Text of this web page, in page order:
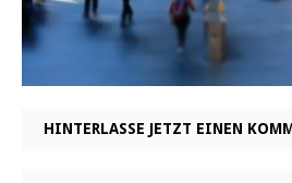
HINTERLASSE JETZT EINEN